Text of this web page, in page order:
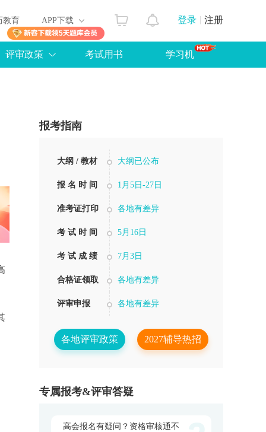
登录 注册
教育 APP下载
评审政策 考试用书 学习机
报考指南
大纲 / 教材 大纲已公布
报 名 时 间 1月5日-27日
准考证打印 各地有差异
考 试 时 间 5月16日
考 试 成 绩 7月3日
合格证领取 各地有差异
评审申报 各地有差异
各地评审政策 2027辅导热招
专属报考&评审答疑
高会报名有疑问？资格审核通不